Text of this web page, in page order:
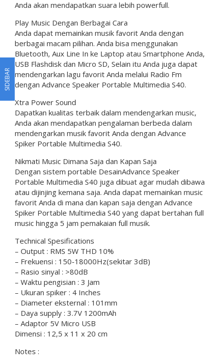
Anda akan mendapatkan suara lebih powerfull.
Play Music Dengan Berbagai Cara
Anda dapat memainkan musik favorit Anda dengan
berbagai macam pilihan. Anda bisa menggunakan
Bluetooth, Aux Line In ke Laptop atau Smartphone Anda,
USB Flashdisk dan Micro SD, Selain itu Anda juga dapat
mendengarkan lagu favorit Anda melalui Radio Fm
dengan Advance Speaker Portable Multimedia S40.
Xtra Power Sound
Dapatkan kualitas terbaik dalam mendengarkan music,
Anda akan mendapatkan pengalaman berbeda dalam
mendengarkan musik favorit Anda dengan Advance
Spiker Portable Multimedia S40.
Nikmati Music Dimana Saja dan Kapan Saja
Dengan sistem portable DesainAdvance Speaker
Portable Multimedia S40 juga dibuat agar mudah dibawa
atau dijinjing kemana saja. Anda dapat memainkan music
favorit Anda di mana dan kapan saja dengan Advance
Spiker Portable Multimedia S40 yang dapat bertahan full
music hingga 5 jam pemakaian full musik.
Technical Spesifications
– Output : RMS 5W THD 10%
– Frekuensi : 150-18000Hz(sekitar 3dB)
– Rasio sinyal : >80dB
– Waktu pengisian : 3 Jam
– Ukuran spiker : 4 Inches
– Diameter eksternal : 101mm
– Daya supply : 3.7V 1200mAh
– Adaptor 5V Micro USB
Dimensi : 12,5 x 11 x 20 cm
Notes :
SIDEBAR